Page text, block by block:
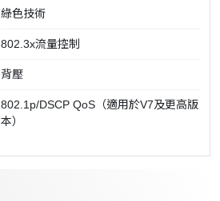
綠色技術
802.3x流量控制
背壓
802.1p/DSCP QoS（適用於V7及更高版
本）